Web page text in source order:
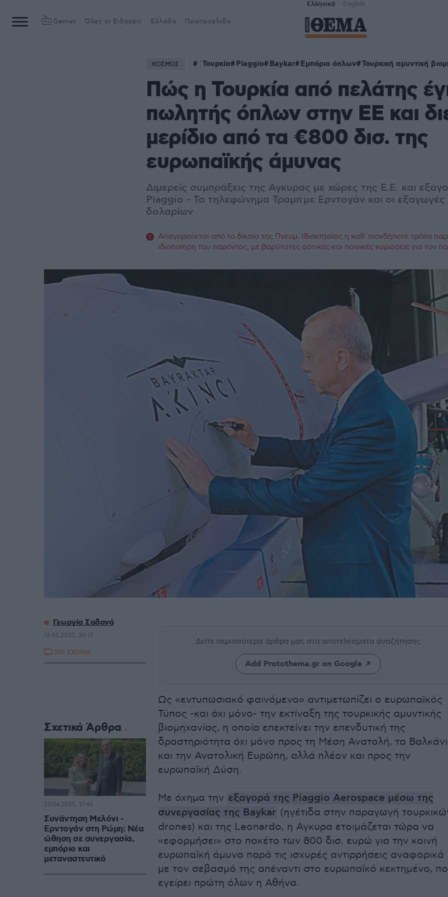
Ελληνικά English
Games Όλες οι Ειδήσεις Ελλάδα Πρωτοσέλιδα
ΚΟΣΜΟΣ ΄Τουρκία Piaggio Baykar Εμπόριο όπλων Τουρκική αμυντική
Πώς η Τουρκία από πελάτης
πωλητής όπλων στην ΕΕ και
μερίδιο από τα €800 δισ. της
ευρωπαϊκής άμυνας
Διμερείς συμπράξεις της Αγκυρας με χώρες της Ε.Ε. και
Piaggio - Το τηλεφώνημα Τραμπ με Ερντογάν και οι εξαγωγές
δολαρίων
Απαγορεύεται από το δίκαιο της Πνευμ. Ιδιοκτησίας η καθ΄οιονδήποτε τρόπο
ιδιοποίηση του παρόντος, με βαρύτατες αστικές και ποινικές κυρώσεις για τον
Δείτε περισσότερα άρθρα μας στα αποτελέσματα αναζήτησης
Add Protothema.gr on Google
Ως «εντυπωσιακό φαινόμενο» αντιμετωπίζει ο ευρωπαϊκός
Τύπος -και όχι μόνο- την εκτίναξη της τουρκικής αμυντικής
βιομηχανίας, η οποία επεκτείνει την επενδυτική της
δραστηριότητα όχι μόνο προς τη Μέση Ανατολή, τα
και την Ανατολική Ευρώπη, αλλά πλέον και προς την
ευρωπαϊκή Δύση.
Με όχημα την εξαγορά της Piaggio Aerospace μέσω της
συνεργασίας της Baykar (ηγέτιδα στην παραγωγή
drones) και της Leonardo, η Αγκυρα ετοιμάζεται τώρα να
«εφορμήσει» στο πακέτο των 800 δισ. ευρώ για την κοινή
ευρωπαϊκή άμυνα παρά τις ισχυρές αντιρρήσεις αναφορικά
με τον σεβασμό της απέναντι στο ευρωπαϊκό κεκτημένο,
εγείρει πρώτη όλων η Αθήνα.
Γεωργία Σαδανά
12.05.2025, 20:17
205 ΣΧΟΛΙΑ
Σχετικά Άρθρα
Συνάντηση Μελόνι -
Ερντογάν στη Ρώμη: Νέα
ώθηση σε συνεργασία,
εμπόριο και
μεταναστευτικό
29.04.2025, 17:46